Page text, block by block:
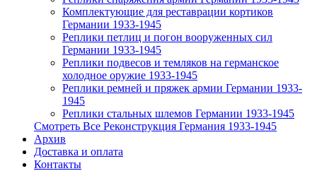
Комплектующие для реставрации кортиков
Германии 1933-1945
Реплики петлиц и погон вооруженных сил
Германии 1933-1945
Реплики подвесов и темляков на германское
холодное оружие 1933-1945
Реплики ремней и пряжек армии Германии 1933-
1945
Реплики стальных шлемов Германии 1933-1945
Смотреть Все Реконструкция Германия 1933-1945
Архив
Доставка и оплата
Контакты